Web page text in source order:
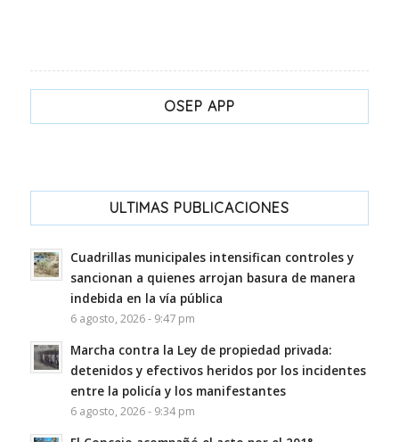
OSEP APP
ULTIMAS PUBLICACIONES
Cuadrillas municipales intensifican controles y
sancionan a quienes arrojan basura de manera
indebida en la vía pública
6 agosto, 2026 - 9:47 pm
Marcha contra la Ley de propiedad privada:
detenidos y efectivos heridos por los incidentes
entre la policía y los manifestantes
6 agosto, 2026 - 9:34 pm